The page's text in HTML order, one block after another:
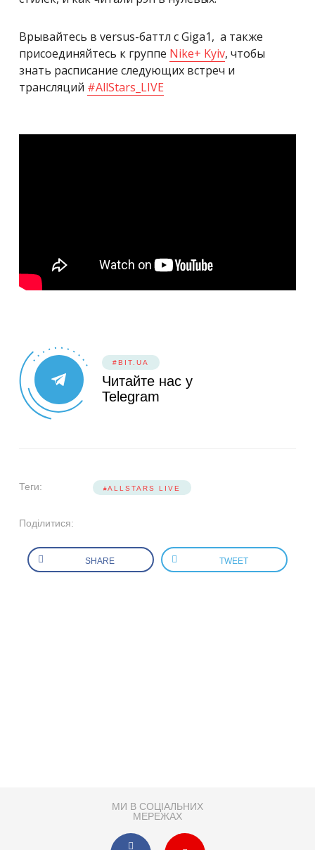
Врывайтесь в versus-баттл с Giga1, а также
присоединяйтесь к группе Nike+ Kyiv, чтобы
знать расписание следующих встреч и
трансляций #AllStars_LIVE
#BIT.UA
Читайте нас у
Telegram
Теги: ALLSTARS LIVE
Поділитися:
SHARE TWEET
МИ В СОЦІАЛЬНИХ
МЕРЕЖАХ